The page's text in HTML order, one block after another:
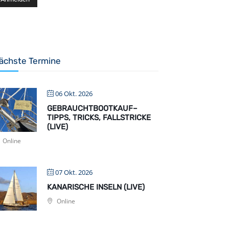
Termine
06 Okt. 2026
GEBRAUCHTBOOTKAUF–
TIPPS, TRICKS, FALLSTRICKE
(LIVE)
Online
07 Okt. 2026
KANARISCHE INSELN (LIVE)
Online